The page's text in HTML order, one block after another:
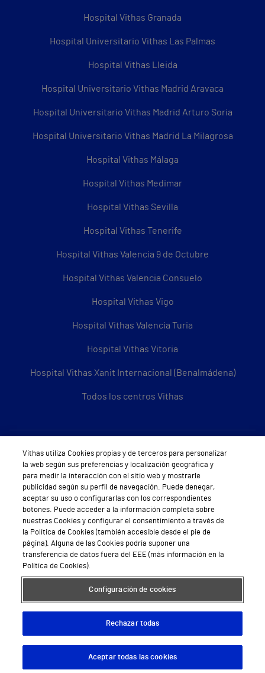
Hospital Vithas Granada
Hospital Universitario Vithas Las Palmas
Hospital Vithas Lleida
Hospital Universitario Vithas Madrid Aravaca
Hospital Universitario Vithas Madrid Arturo Soria
Hospital Universitario Vithas Madrid La Milagrosa
Hospital Vithas Málaga
Hospital Vithas Medimar
Hospital Vithas Sevilla
Hospital Vithas Tenerife
Hospital Vithas Valencia 9 de Octubre
Hospital Vithas Valencia Consuelo
Hospital Vithas Vigo
Hospital Vithas Valencia Turia
Hospital Vithas Vitoria
Hospital Vithas Xanit Internacional (Benalmádena)
Todos los centros Vithas
Sobre Vithas
Quiénes somos
Trabajar en Vithas
Teléfono Cita Médica
Teléfono Atención al Cliente
Política de seguridad y salud en el trabajo
Conoce a Supervita
Aviso Legal Política de cookies Política de privacidad Mapa web Protección de datos
Descargar App
Vithas utiliza Cookies propias y de terceros para personalizar
la web según sus preferencias y localización geográfica y
para medir la interacción con el sitio web y mostrarle
publicidad según su perfil de navegación. Puede denegar,
aceptar su uso o configurarlas con los correspondientes
botones. Puede acceder a la información completa sobre
nuestras Cookies y configurar el consentimiento a través de
la Política de Cookies (también accesible desde el pie de
página). Alguna de las Cookies podría suponer una
transferencia de datos fuera del EEE (más información en la
Política de Cookies).
Configuración de cookies
Rechazar todas
Aceptar todas las cookies